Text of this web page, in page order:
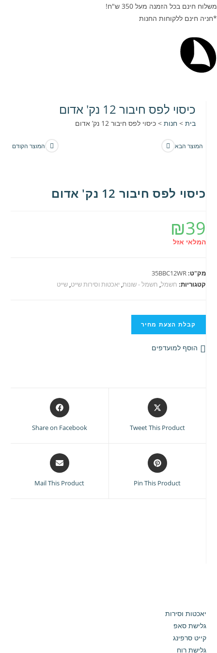
משלוח חינם בכל הזמנה מעל 350 ש"ח!
*חניה חינם ללקוחות החנות
כיסוי לפס חיבור 12 נק' אדום
בית> חנות> כיסוי לפס חיבור 12 נק’ אדום
המוצר הקודם המוצר הבא
כיסוי לפס חיבור 12 נק' אדום
₪39
המלאי אזל
מק"ט:35BBC12WR
קטגוריות: חשמל, חשמל - שונות, יאכטות וסירות שייט,שייט
קבלת הצעת מחיר
הוסף למועדפים
Opens
in
new
Tweet This Product
Opens
in
new
Share on Facebook
Opens
in
new
Pin This Product
Opens
in
new
Mail This Product
יאכטות וסירות
גלישת סאפ
קייט סרפינג
גלישת רוח